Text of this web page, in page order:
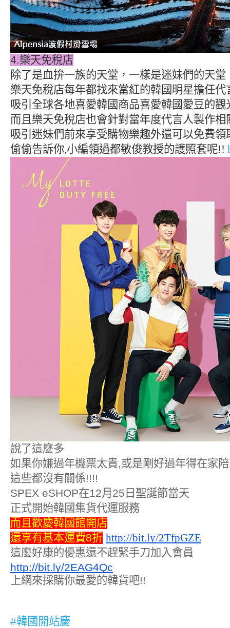
4.樂天免稅店
除了是血拚一族的天堂，一樣是迷妹們的天堂
樂天免稅店每年都找來當紅的韓國明星擔任代
吸引全球各地喜愛韓國商品喜愛韓國愛豆的觀
而且樂天免稅店也會針對當年度代言人製作相
吸引迷妹們前來享受購物樂趣外還可以免費
偷偷告訴你,小編領過都敏俊教授的護照套呢!!
說了這麼多
如果你嫌過年機票太貴,或是剛好過年得在家
這些都沒有關係!!!!
SPEX eSHOP在12月 25 日聖誕節當天
正式開始韓國集貨代運服務
而且歡慶韓國館開店
還享有基本運費8折 http://bit.ly/2TfpGZE
這麼好康的優惠還不趕緊手刀加入會員
http://bit.ly/2EAG4Qc
上網來採購你最愛的韓貨吧!!
#韓國開站慶